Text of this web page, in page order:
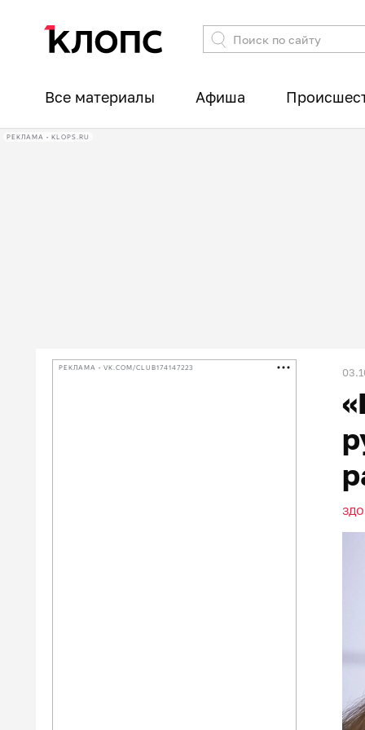
Все материалы Афиша
РЕКЛАМА • KLOPS.RU
РЕКЛАМА • VK.COM/CLUB174147223